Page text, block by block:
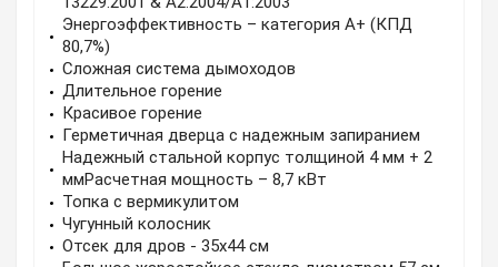
Энергоэффективность – категория A+ (КПД
80,7%)
Сложная система дымоходов
Длительное горение
Красивое горение
Герметичная дверца с надежным запиранием
Надежный стальной корпус толщиной 4 мм + 2
ммРасчетная мощность – 8,7 кВт
Топка с вермикулитом
Чугунный колосник
Отсек для дров - 35x44 см